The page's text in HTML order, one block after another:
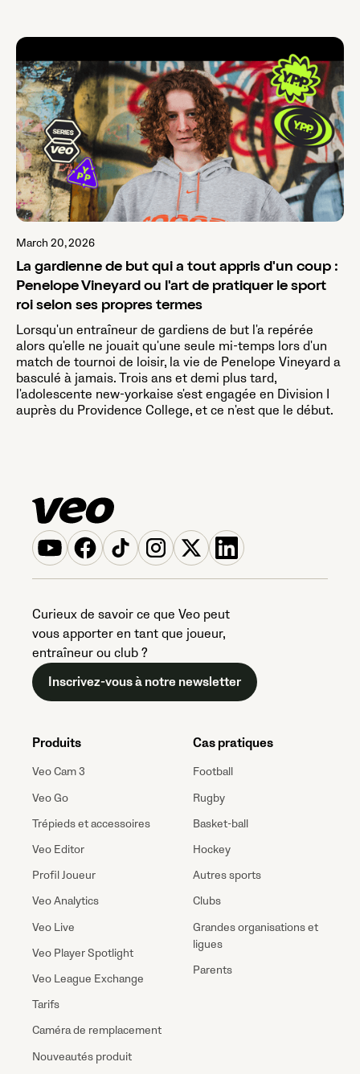
March 20, 2026
La gardienne de but qui a tout appris d'un coup :
Penelope Vineyard ou l'art de pratiquer le sport
roi selon ses propres termes
Lorsqu'un entraîneur de gardiens de but l'a repérée
alors qu'elle ne jouait qu'une seule mi-temps lors d'un
match de tournoi de loisir, la vie de Penelope Vineyard a
basculé à jamais. Trois ans et demi plus tard,
l'adolescente new-yorkaise s'est engagée en Division I
auprès du Providence College, et ce n'est que le début.
Curieux de savoir ce que Veo peut
vous apporter en tant que joueur,
entraîneur ou club ?
Inscrivez-vous à notre newsletter
Produits
Veo Cam 3
Veo Go
Trépieds et accessoires
Veo Editor
Profil Joueur
Veo Analytics
Veo Live
Veo Player Spotlight
Veo League Exchange
Tarifs
Caméra de remplacement
Nouveautés produit
Cas pratiques
Football
Rugby
Basket-ball
Hockey
Autres sports
Clubs
Grandes organisations et
ligues
Parents